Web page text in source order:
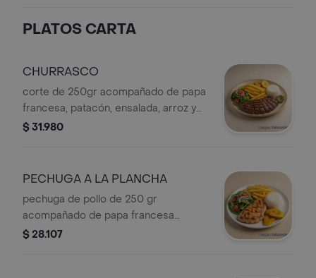
PLATOS CARTA
CHURRASCO
corte de 250gr acompañado de papa
francesa, patacón, ensalada, arroz y
chimichurri
$ 31.980
PECHUGA A LA PLANCHA
pechuga de pollo de 250 gr
acompañado de papa francesa
patacón, arroz y ensalada
$ 28.107